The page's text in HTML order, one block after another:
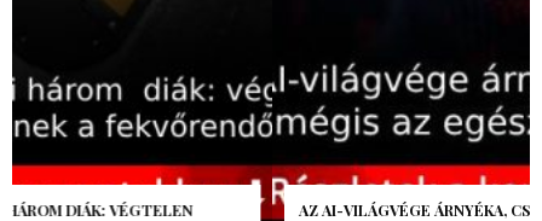
AZ AI-VILÁGVÉGE ÁRNYÉKA, CSAK PÁR ÓRA VOLT, MÉGIS AZ